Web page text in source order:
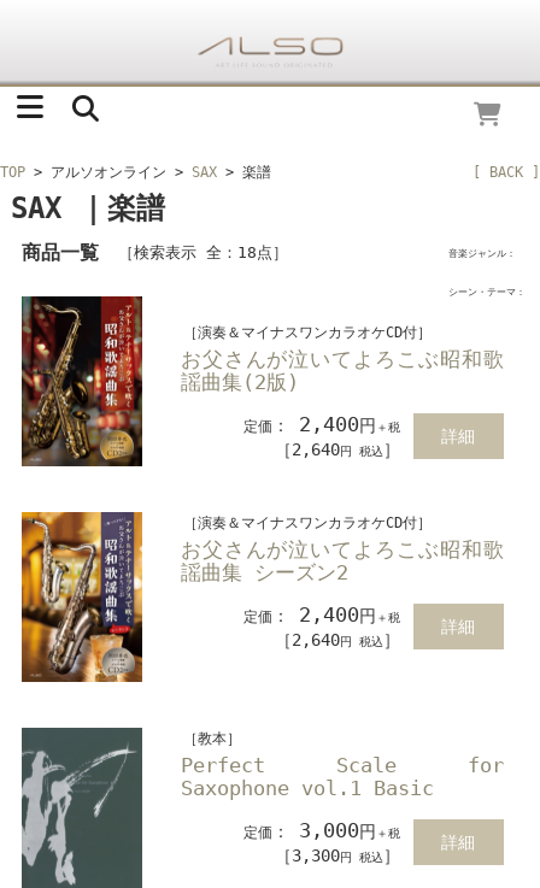
TOP > アルソオンライン > SAX > 楽譜 [ BACK ]
SAX ｜楽譜
音楽ジャンル：
シーン・テーマ：
商品一覧 ［検索表示 全：18点］
［演奏＆マイナスワンカラオケCD付］
お父さんが泣いてよろこぶ昭和歌
謡曲集(2版)
定価 ： 2,400円 ＋税
［2,640円 税込 ］
詳細
［演奏＆マイナスワンカラオケCD付］
お父さんが泣いてよろこぶ昭和歌
謡曲集 シーズン2
定価 ： 2,400円 ＋税
［2,640円 税込 ］
詳細
［教本］
Perfect Scale for
Saxophone vol.1 Basic
定価 ： 3,000円 ＋税
［3,300円 税込 ］
詳細